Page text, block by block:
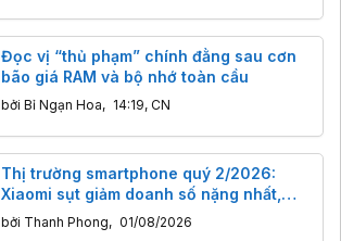
Đọc vị “thủ phạm” chính đằng sau cơn
bão giá RAM và bộ nhớ toàn cầu
bởi Bỉ Ngạn Hoa, 14:19, CN
Thị trường smartphone quý 2/2026:
Xiaomi sụt giảm doanh số nặng nhất,
Apple ‘ăn” nửa doanh thu toàn cầu
bởi Thanh Phong, 01/08/2026